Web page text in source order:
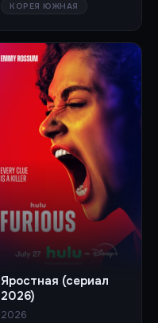
КОРЕЯ ЮЖНАЯ
Яростная (сериал
2026)
2026